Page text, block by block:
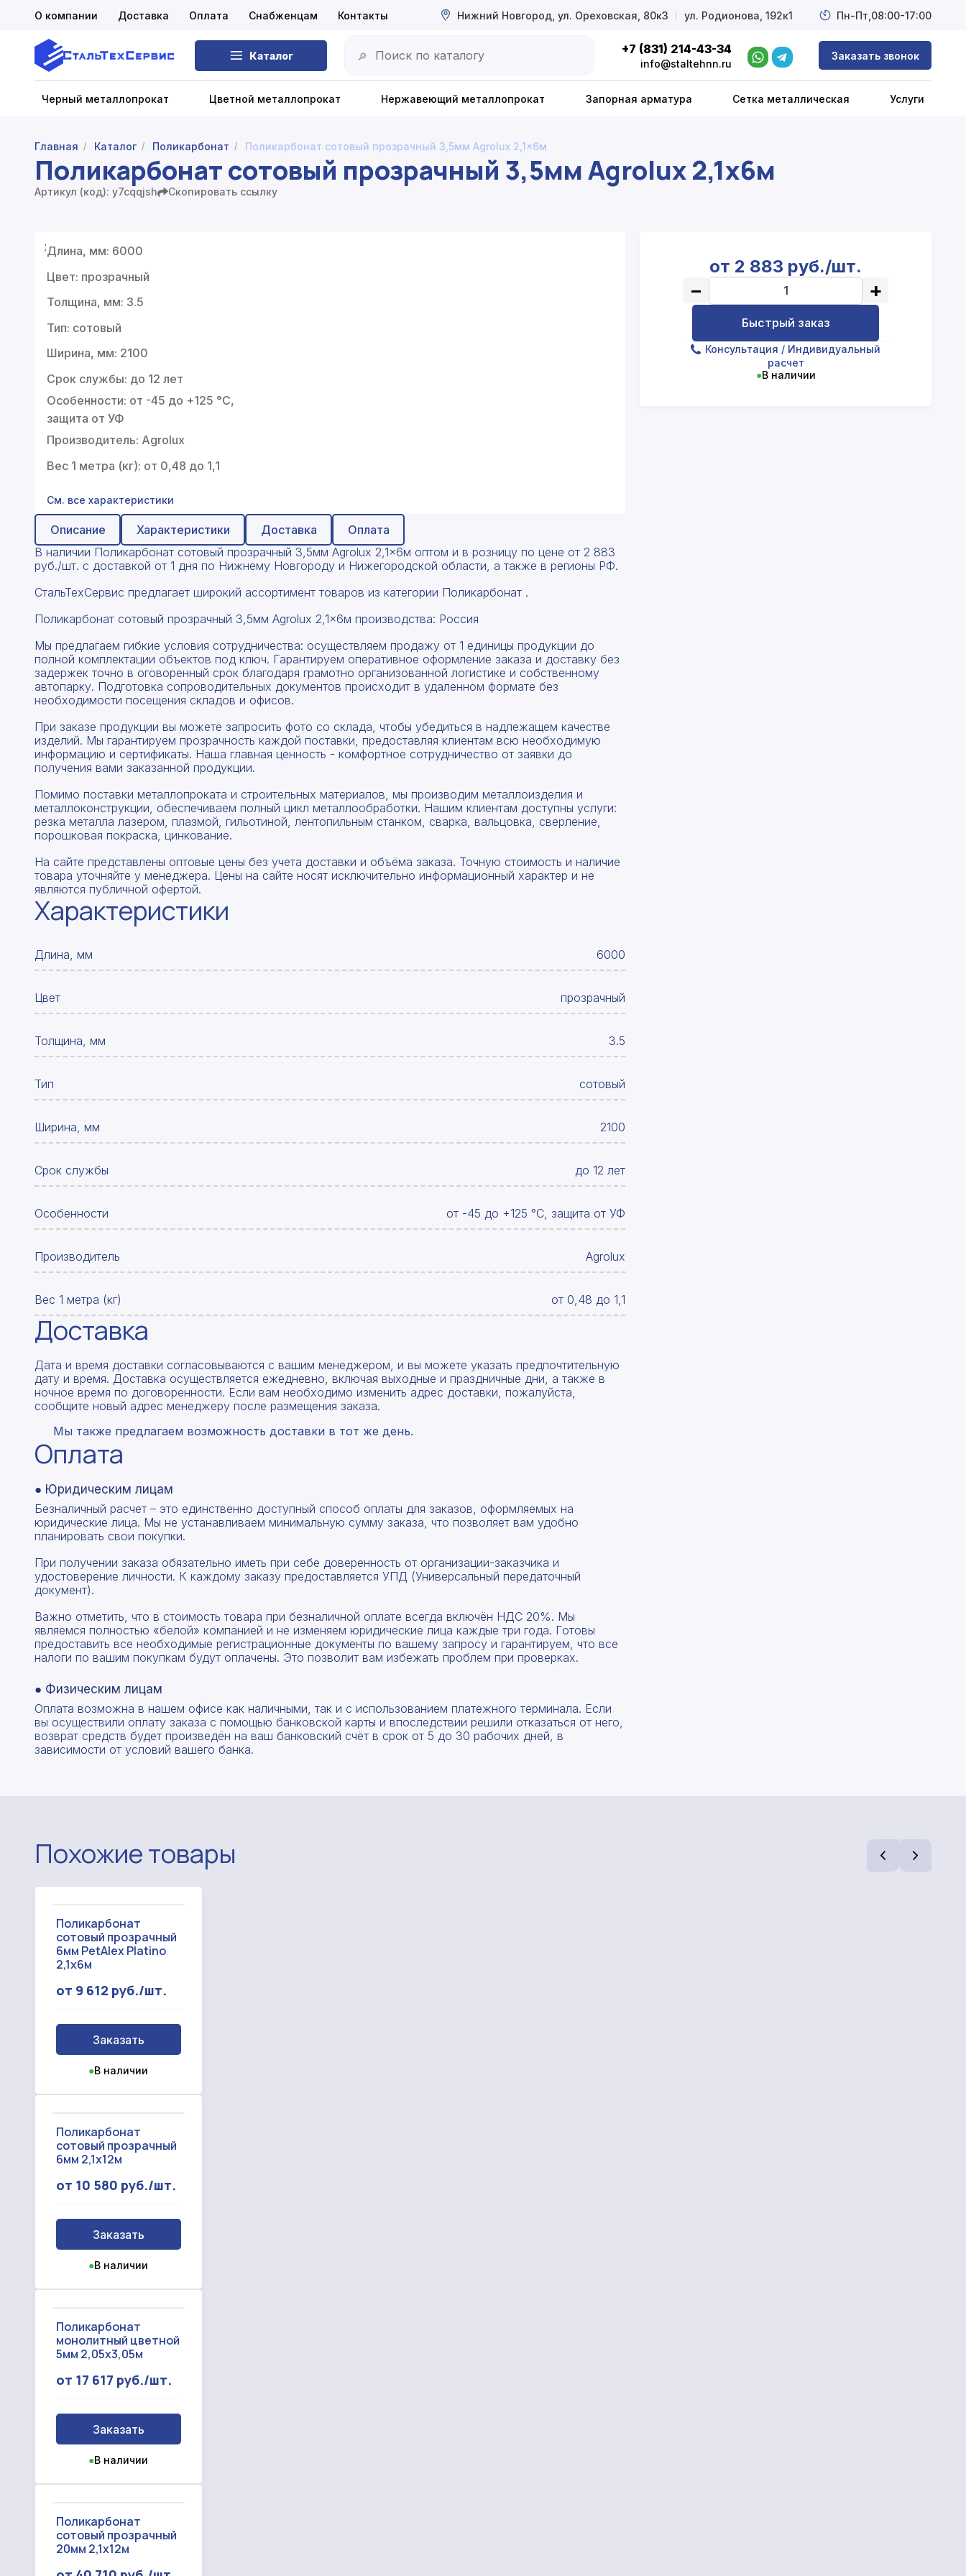
Каталог 🔎
+7 (831) 214-43-34
info@staltehnn.ru
Заказать звонок
Черный металлопрокат Цветной металлопрокат Нержавеющий металлопрокат Запорная арматура Сетка металлическая Услуги
О компании Доставка Оплата Снабженцам Контакты Нижний Новгород, ул. Ореховская, 80к3 l ул. Родионова, 192к1 Пн-Пт, 08:00-17:00
Черный металлопрокат
Цветной металлопрокат
Профнастил
Поликарбонат
Теплоизоляция для труб
Композитная арматура
Сайдинг
Услуги
Главная / Каталог / Поликарбонат / Поликарбонат сотовый прозрачный 3,5мм Agrolux 2,1x6м
Поликарбонат сотовый прозрачный 3,5мм Agrolux 2,1x6м
Артикул (код): y7cqqjsh Скопировать ссылку
;Длина, мм: 6000
Цвет: прозрачный
Толщина, мм: 3.5
Тип: сотовый
Ширина, мм: 2100
Срок службы: до 12 лет
Особенности: от -45 до +125 °С,
защита от УФ
Производитель: Agrolux
Вес 1 метра (кг): от 0,48 до 1,1
См. все характеристики
от 2 883 руб./шт.
− +
Быстрый заказ
Консультация / Индивидуальный
расчет
●В наличии
Описание Характеристики Доставка
Оплата
В наличии Поликарбонат сотовый прозрачный 3,5мм Agrolux 2,1x6м оптом и в розницу по цене от 2 883
руб./шт. с доставкой от 1 дня по Нижнему Новгороду и Нижегородской области, а также в регионы РФ.
СтальТехСервис предлагает широкий ассортимент товаров из категории Поликарбонат .
Поликарбонат сотовый прозрачный 3,5мм Agrolux 2,1x6м производства: Россия
Мы предлагаем гибкие условия сотрудничества: осуществляем продажу от 1 единицы продукции до
полной комплектации объектов под ключ. Гарантируем оперативное оформление заказа и доставку без
задержек точно в оговоренный срок благодаря грамотно организованной логистике и собственному
автопарку. Подготовка сопроводительных документов происходит в удаленном формате без
необходимости посещения складов и офисов.
При заказе продукции вы можете запросить фото со склада, чтобы убедиться в надлежащем качестве
изделий. Мы гарантируем прозрачность каждой поставки, предоставляя клиентам всю необходимую
информацию и сертификаты. Наша главная ценность - комфортное сотрудничество от заявки до
получения вами заказанной продукции.
Помимо поставки металлопроката и строительных материалов, мы производим металлоизделия и
металлоконструкции, обеспечиваем полный цикл металлообработки. Нашим клиентам доступны услуги:
резка металла лазером, плазмой, гильотиной, лентопильным станком, сварка, вальцовка, сверление,
порошковая покраска, цинкование.
На сайте представлены оптовые цены без учета доставки и объёма заказа. Точную стоимость и наличие
товара уточняйте у менеджера. Цены на сайте носят исключительно информационный характер и не
являются публичной офертой.
Характеристики
Длина, мм 6000
Цвет прозрачный
Толщина, мм 3.5
Тип сотовый
Ширина, мм 2100
Срок службы до 12 лет
Особенности от -45 до +125 °С, защита от УФ
Производитель Agrolux
Вес 1 метра (кг) от 0,48 до 1,1
Доставка
Дата и время доставки согласовываются с вашим менеджером, и вы можете указать предпочтительную
дату и время. Доставка осуществляется ежедневно, включая выходные и праздничные дни, а также в
ночное время по договоренности. Если вам необходимо изменить адрес доставки, пожалуйста,
сообщите новый адрес менеджеру после размещения заказа.
Мы также предлагаем возможность доставки в тот же день.
Оплата
● Юридическим лицам
Безналичный расчет – это единственно доступный способ оплаты для заказов, оформляемых на
юридические лица. Мы не устанавливаем минимальную сумму заказа, что позволяет вам удобно
планировать свои покупки.
При получении заказа обязательно иметь при себе доверенность от организации-заказчика и
удостоверение личности. К каждому заказу предоставляется УПД (Универсальный передаточный
документ).
Важно отметить, что в стоимость товара при безналичной оплате всегда включён НДС 20%. Мы
являемся полностью «белой» компанией и не изменяем юридические лица каждые три года. Готовы
предоставить все необходимые регистрационные документы по вашему запросу и гарантируем, что все
налоги по вашим покупкам будут оплачены. Это позволит вам избежать проблем при проверках.
● Физическим лицам
Оплата возможна в нашем офисе как наличными, так и с использованием платежного терминала. Если
вы осуществили оплату заказа с помощью банковской карты и впоследствии решили отказаться от него,
возврат средств будет произведён на ваш банковский счёт в срок от 5 до 30 рабочих дней, в
зависимости от условий вашего банка.
Похожие товары
Поликарбонат
сотовый прозрачный
6мм PetAlex Platino
2,1x6м
от 9 612 руб./шт.
Заказать
●В наличии
Поликарбонат
сотовый прозрачный
6мм 2,1x12м
от 10 580 руб./шт.
Заказать
●В наличии
Поликарбонат
монолитный цветной
5мм 2,05x3,05м
от 17 617 руб./шт.
Заказать
●В наличии
Поликарбонат
сотовый прозрачный
20мм 2,1x12м
Заполните форму ниже, чтобы получить точный
расчет сметы. Мы свяжемся с вами в кратчайшие
Прикрепить смету на расчет
Оставьте номер телефона
Предоставим бесплатную консультацию по нашим
товарам и актуальным ценам на металлопрокат
Заказать звонок
Даю согласие на обработку персональных данных
Форма отправлена, спасибо!
С вами свяжется наш менеджер.
Форма не отправлена!
Произошла ошибка.